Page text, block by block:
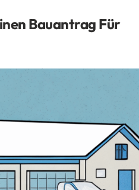
Datenschutz
Impressum
Bauantrag Für